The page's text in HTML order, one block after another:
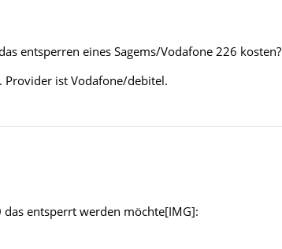
entsperren eines Sagems/Vodafone 226 kosten?
ist Vodafone/debitel.
das entsperrt werden möchte[IMG]: